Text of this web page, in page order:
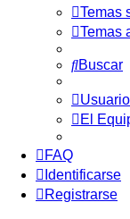
Temas
Temas
Buscar
El
FAQ
Identificarse
Registrarse